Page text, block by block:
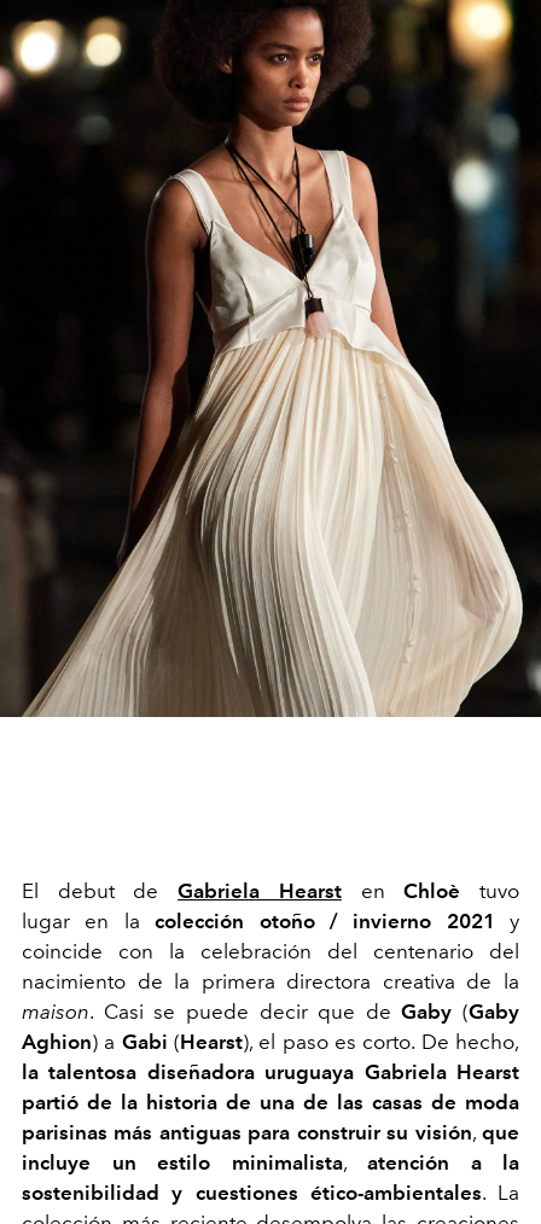
El debut de Gabriela HearstenChloè tuvo
lugar en lacolección otoño / invierno 2021
y
coincide con la celebración
del centenario del
nacimiento de la primera directora creativa de la
maison. Casi se puede decir que deGaby (Gaby
Aghion) a Gabi(Hearst), el paso es corto. De hecho,
la talentosa diseñadora uruguaya Gabriela Hearst
partió de la historia de una de las casas de moda
parisinas más antiguas para construir su visión,que
incluye un estilo minimalista, atención a la
sostenibilidad y cuestiones ético-ambientales. La